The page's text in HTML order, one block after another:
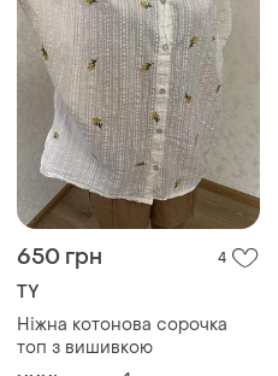
650 грн 4
TY
Ніжна котонова сорочка
топ з вишивкою